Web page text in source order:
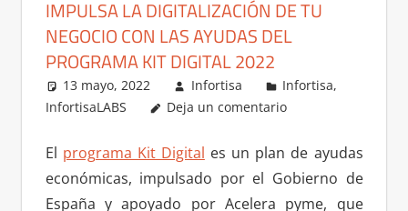
IMPULSA LA DIGITALIZACIÓN DE TU
NEGOCIO CON LAS AYUDAS DEL
PROGRAMA KIT DIGITAL 2022
13 mayo, 2022 Infortisa Infortisa,
InfortisaLABS
Deja un comentario
El programa Kit Digital es un plan de ayudas
económicas, impulsado por el Gobierno de
España y apoyado por Acelera pyme, que